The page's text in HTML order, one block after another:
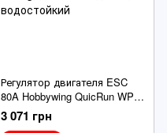
Регулятор двигателя ESC
80A Hobbywing QuicRun WP
1080 G2 2-3S, T-Plug, для RC-
моделей, водостойкий
3 071 грн